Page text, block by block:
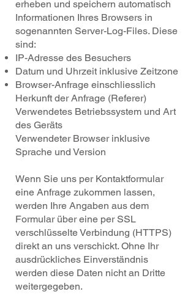
erheben und speichern automatisch
Informationen Ihres Browsers in
sogenannten Server-Log-Files. Diese
sind:
IP-Adresse des Besuchers
Datum und Uhrzeit inklusive Zeitzone
Browser-Anfrage einschliesslich
Herkunft der Anfrage (Referer)
Verwendetes Betriebssystem und Art
des Geräts
Verwendeter Browser inklusive
Sprache und Version
Wenn Sie uns per Kontaktformular
eine Anfrage zukommen lassen,
werden Ihre Angaben aus dem
Formular über eine per SSL
verschlüsselte Verbindung (HTTPS)
direkt an uns verschickt. Ohne Ihr
ausdrückliches Einverständnis
werden diese Daten nicht an Dritte
weitergegeben.